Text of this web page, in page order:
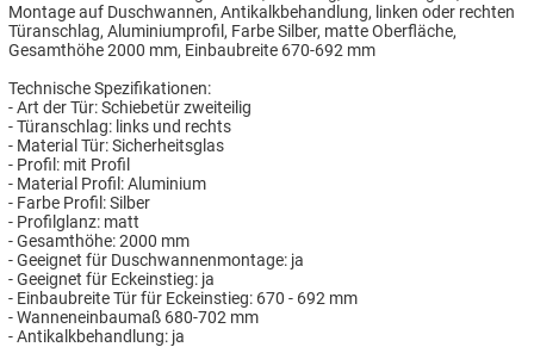
Montage auf Duschwannen, Antikalkbehandlung, linken oder rechten
Türanschlag, Aluminiumprofil, Farbe Silber, matte Oberfläche,
Gesamthöhe 2000 mm, Einbaubreite 670-692 mm
Technische Spezifikationen:
- Art der Tür: Schiebetür zweiteilig
- Türanschlag: links und rechts
- Material Tür: Sicherheitsglas
- Profil: mit Profil
- Material Profil: Aluminium
- Farbe Profil: Silber
- Profilglanz: matt
- Gesamthöhe: 2000 mm
- Geeignet für Duschwannenmontage: ja
- Geeignet für Eckeinstieg: ja
- Einbaubreite Tür für Eckeinstieg: 670 - 692 mm
- Wanneneinbaumaß 680-702 mm
- Antikalkbehandlung: ja